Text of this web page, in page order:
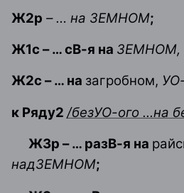
Ж2р – … на ЗЕМНОМ;
Ж1с – … сВ-я на ЗЕМНОМ,
Ж2с – … на загробном,
к Ряду2 /безУО-ого ...на
Ж3р – … разВ-я на
надЗЕМНОМ;